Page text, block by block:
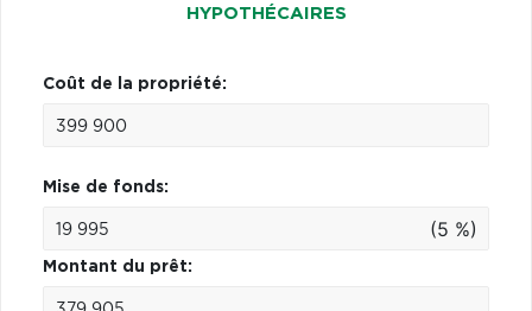
HYPOTHÉCAIRES
Coût de la propriété:
Mise de fonds:
(5 %)
Montant du prêt: